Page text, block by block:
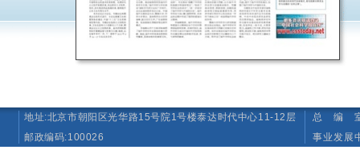
地址:北京市朝阳区光华路15号院1号楼泰达时代中心11-12层
邮政编码:100026
总 编 室
事业发